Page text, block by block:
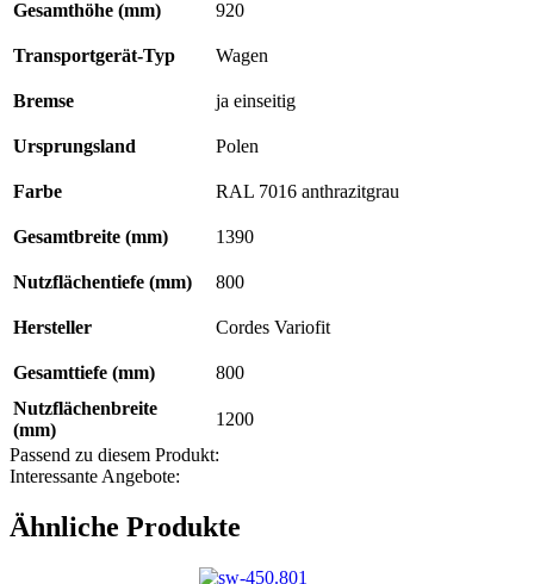
Gesamthöhe (mm) 920
Transportgerät-Typ Wagen
Bremse ja einseitig
Ursprungsland Polen
Farbe RAL 7016 anthrazitgrau
Gesamtbreite (mm) 1390
Nutzflächentiefe (mm) 800
Hersteller Cordes Variofit
Gesamttiefe (mm)
800
Nutzflächenbreite
(mm)
1200
Passend zu diesem Produkt:
Interessante Angebote:
Ähnliche Produkte